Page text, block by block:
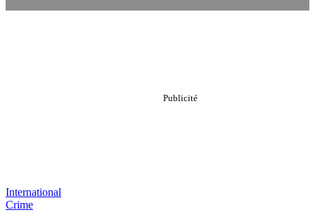
International
Crime